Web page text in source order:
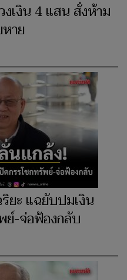
เงิน 4 แสน สั่งห้าม
าย
ยะ แฉยับปมเงิน
ย์-จ่อฟ้องกลับ